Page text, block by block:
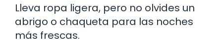
Lleva ropa ligera, pero no olvides un
abrigo o chaqueta para las noches
más frescas.